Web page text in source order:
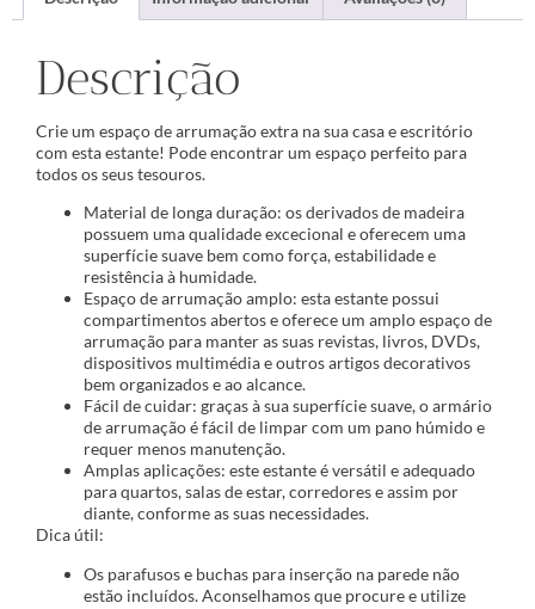
Descrição
Crie um espaço de arrumação extra na sua casa e escritório
com esta estante! Pode encontrar um espaço perfeito para
todos os seus tesouros.
Material de longa duração: os derivados de madeira
possuem uma qualidade excecional e oferecem uma
superfície suave bem como força, estabilidade e
resistência à humidade.
Espaço de arrumação amplo: esta estante possui
compartimentos abertos e oferece um amplo espaço de
arrumação para manter as suas revistas, livros, DVDs,
dispositivos multimédia e outros artigos decorativos
bem organizados e ao alcance.
Fácil de cuidar: graças à sua superfície suave, o armário
de arrumação é fácil de limpar com um pano húmido e
requer menos manutenção.
Amplas aplicações: este estante é versátil e adequado
para quartos, salas de estar, corredores e assim por
diante, conforme as suas necessidades.
Dica útil:
Os parafusos e buchas para inserção na parede não
estão incluídos. Aconselhamos que procure e utilize